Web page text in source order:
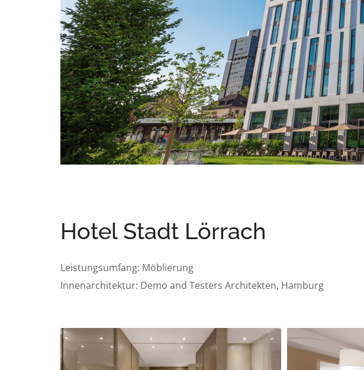
Hotel Stadt Lörrach
Leistungsumfang: Möblierung
Innenarchitektur: Demo and Testers Architekten, Hamburg